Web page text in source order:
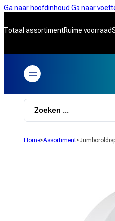
Ga naar hoofdinhoud Ga naar
Totaal assortimentRuime voorraad
Search
Home>Assortiment>